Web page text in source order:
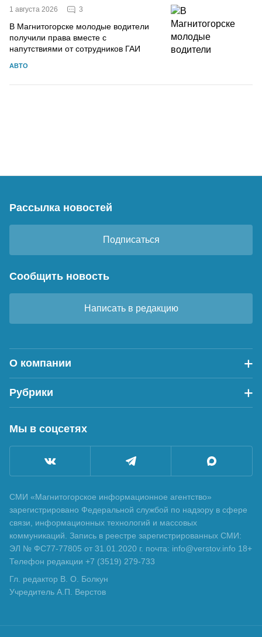
1 августа 2026 3
В Магнитогорске молодые водители
получили права вместе с
напутствиями от сотрудников ГАИ
АВТО
Рассылка новостей
Подписаться
Сообщить новость
Написать в редакцию
О компании
Рубрики
Мы в соцсетях
СМИ «Магнитогорское информационное агентство»
зарегистрировано Федеральной службой по надзору в сфере
связи, информационных технологий и массовых
коммуникаций. Запись в реестре зарегистрированных СМИ:
ЭЛ № ФС77-77805 от 31.01.2020 г. почта: info@verstov.info 18+
Телефон редакции +7 (3519) 279-733
Гл. редактор В. О. Болкун
Учредитель А.П. Верстов